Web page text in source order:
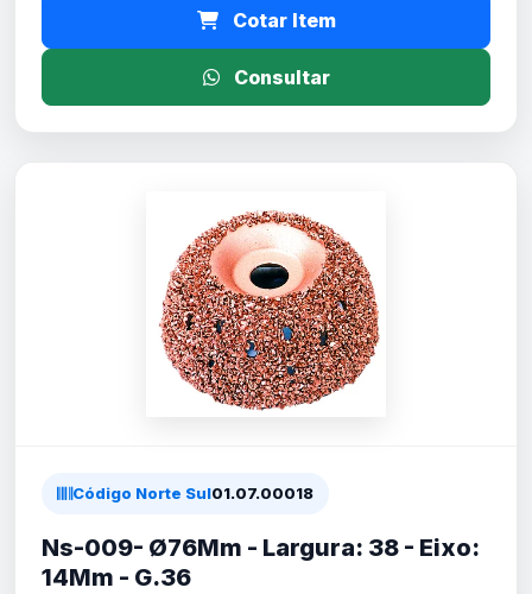
Cotar Item
Consultar
Código Norte Sul01.07.00018
Ns-009- Ø76Mm - Largura: 38 - Eixo:
14Mm - G.36